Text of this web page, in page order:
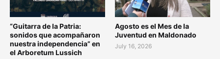
“Guitarra de la Patria:
sonidos que acompañaron
nuestra independencia” en
el Arboretum Lussich
Agosto es el Mes de la
Juventud en Maldonado
July 16, 2026